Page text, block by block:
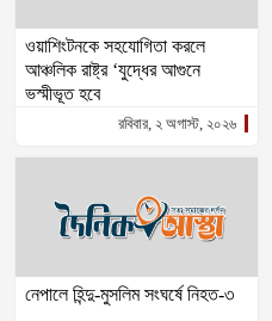
ওয়াশিংটনকে সহযোগিতা করলে
আঞ্চলিক রাষ্ট্র ‘যুদ্ধের আগুনে
ভস্মীভূত হবে
রবিবার, ২ অগাস্ট, ২০২৬
নেপালে হিন্দু-মুসলিম সংঘর্ষে নিহত-৩